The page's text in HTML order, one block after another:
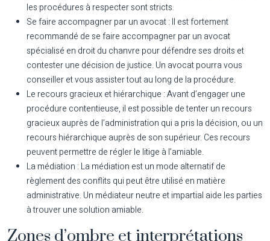
les procédures à respecter sont stricts.
Se faire accompagner par un avocat : Il est fortement
recommandé de se faire accompagner par un avocat
spécialisé en droit du chanvre pour défendre ses droits et
contester une décision de justice. Un avocat pourra vous
conseiller et vous assister tout au long de la procédure.
Le recours gracieux et hiérarchique :Avant d’engager une
procédure contentieuse, il est possible de tenter un recours
gracieux auprès de l’administration qui a pris la décision, ou un
recours hiérarchique auprès de son supérieur. Ces recours
peuvent permettre de régler le litige à l’amiable.
La médiation : La médiation est un mode alternatif de
règlement des conflits qui peut être utilisé en matière
administrative. Un médiateur neutre et impartial aide les parties
à trouver une solution amiable.
Zones d’ombre et interprétations